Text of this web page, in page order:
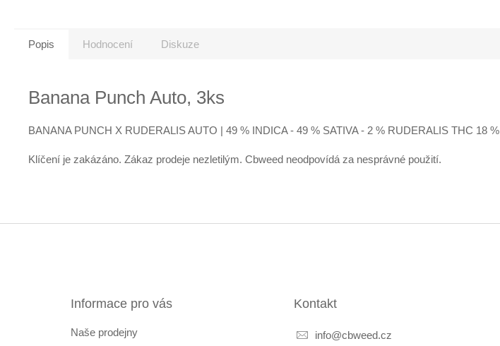
Popis Hodnocení Diskuze
Banana Punch Auto, 3ks
BANANA PUNCH X RUDERALIS AUTO | 49 % INDICA - 49 % SATIVA - 2 % RUDERALIS THC 18 %
Klíčení je zakázáno. Zákaz prodeje nezletilým. Cbweed neodpovídá za nesprávné použití.
Informace pro vás
Naše prodejny
Kontakt
info@cbweed.cz